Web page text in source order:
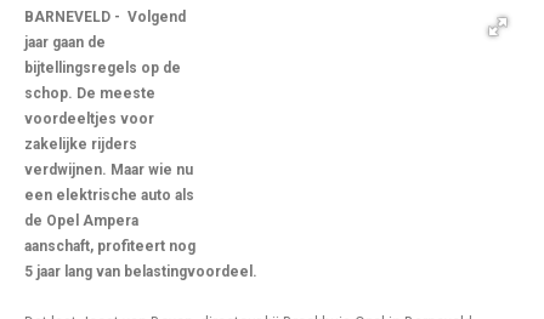
BARNEVELD - Volgend
jaar gaan de
bijtellingsregels op de
schop. De meeste
voordeeltjes voor
zakelijke rijders
verdwijnen. Maar wie nu
een elektrische auto als
de Opel Ampera
aanschaft, profiteert nog
5 jaar lang van belastingvoordeel.